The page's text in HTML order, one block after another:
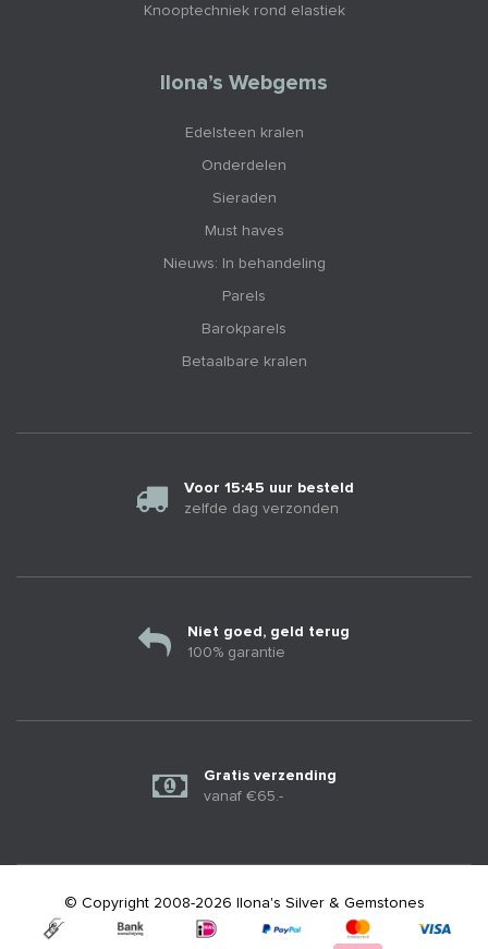
Knooptechniek rond elastiek
Ilona’s Webgems
Edelsteen kralen
Onderdelen
Sieraden
Must haves
Nieuws: In behandeling
Parels
Barokparels
Betaalbare kralen
Voor 15:45 uur besteld
zelfde dag verzonden
Niet goed, geld terug
100% garantie
Gratis verzending
vanaf €65.-
© Copyright 2008-2026 Ilona's Silver & Gemstones